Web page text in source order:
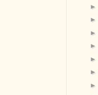
►
►
►
►
►
►
►